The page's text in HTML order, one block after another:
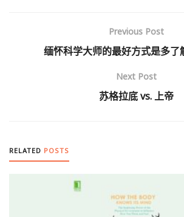
Previous Post
缅怀科学大师的最好方式是多了
Next Post
苏格拉底 vs. 上帝
RELATED POSTS